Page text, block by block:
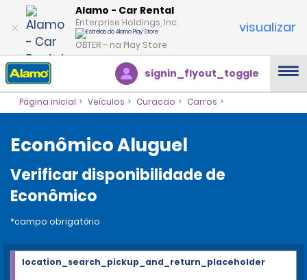
Alamo - Car Rental
Enterprise Holdings, Inc.
OBTER – na Play Store
visualizar
signin_flyout_toggle
Página inicial Veículos Curacao Carros
Econômico Aluguel
Verificar disponibilidade de
Econômico
*campo obrigatório
location_search_pickup_and_return_placeholder